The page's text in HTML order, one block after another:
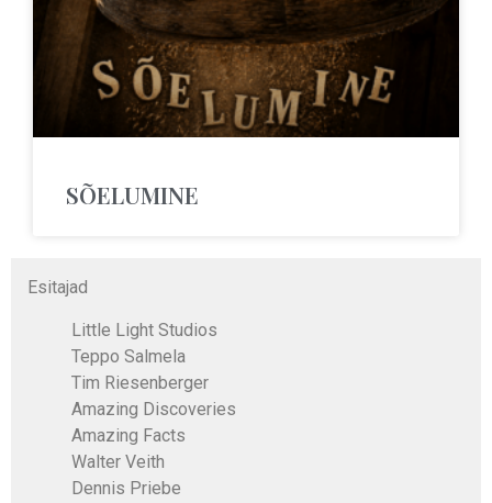
Esitajad
Little Light Studios
Teppo Salmela
Tim Riesenberger
Amazing Discoveries
Amazing Facts
Walter Veith
Dennis Priebe
SÕELUMINE